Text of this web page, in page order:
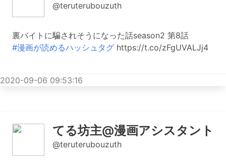
@teruterubouzuth
裏バイトに騙されそうになった話season2 第8話
#漫画が読めるハッシュタグ https://t.co/zFgUVALJj4
2020-09-06 09:53:16
てる坊主@漫画アシスタント
@teruterubouzuth